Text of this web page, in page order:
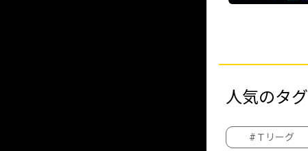
人気のタグ
#Ｔリーグ